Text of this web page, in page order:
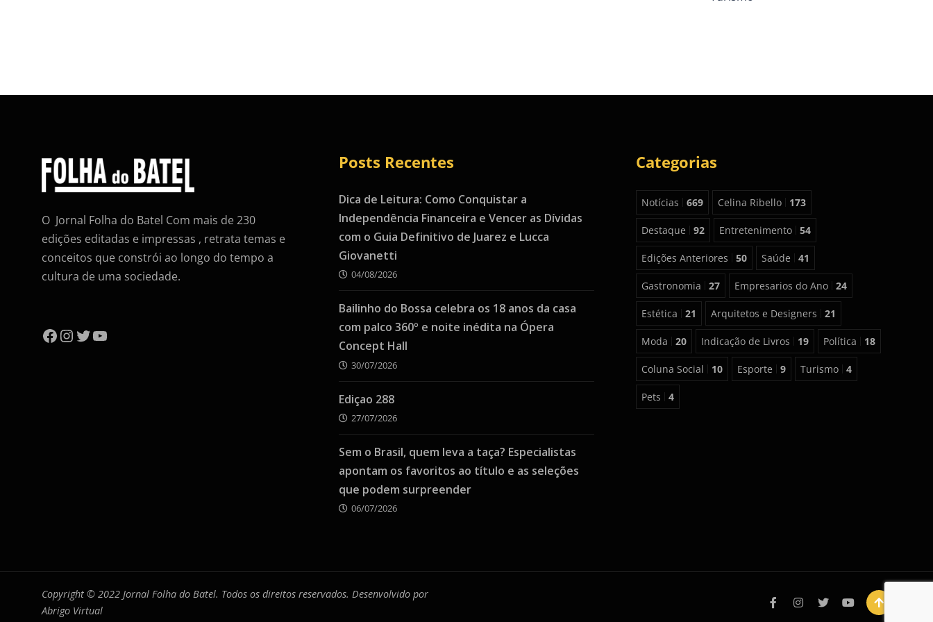
O Jornal Folha do Batel Com mais de 230
edições editadas e impressas , retrata temas e
conceitos que constrói ao longo do tempo a
cultura de uma sociedade.
Facebook
Instagram
Twitter
YouTube
Posts Recentes
Dica de Leitura: Como Conquistar a
Independência Financeira e Vencer as Dívidas
com o Guia Definitivo de Juarez e Lucca
Giovanetti
04/08/2026
Bailinho do Bossa celebra os 18 anos da casa
com palco 360º e noite inédita na Ópera
Concept Hall
30/07/2026
Ediçao 288
27/07/2026
Sem o Brasil, quem leva a taça? Especialistas
apontam os favoritos ao título e as seleções
que podem surpreender
06/07/2026
Categorias
Notícias 669 Celina Ribello 173
Destaque 92 Entretenimento 54
Edições Anteriores 50 Saúde 41
Gastronomia 27 Empresarios do Ano 24
Estética 21 Arquitetos e Designers 21
Moda 20 Indicação de Livros 19 Política 18
Coluna Social 10 Esporte 9 Turismo 4
Pets 4
Copyright © 2022 Jornal Folha do Batel. Todos os direitos reservados. Desenvolvido por
Abrigo Virtual